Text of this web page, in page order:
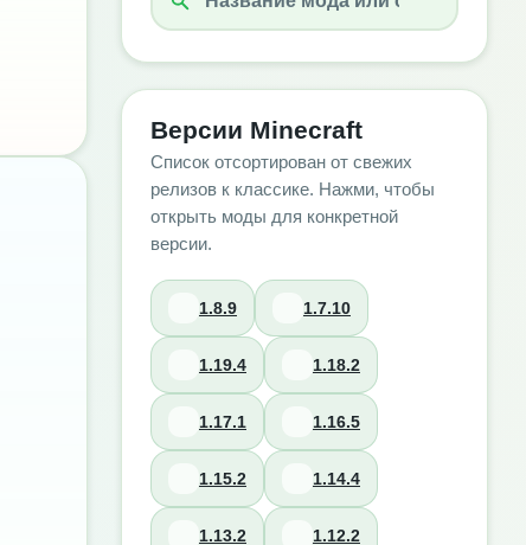
Версии Minecraft
Список отсортирован от свежих
релизов к классике. Нажми, чтобы
открыть моды для конкретной
версии.
1.8.9 1.7.10
1.19.4 1.18.2
1.17.1 1.16.5
1.15.2 1.14.4
1.13.2 1.12.2